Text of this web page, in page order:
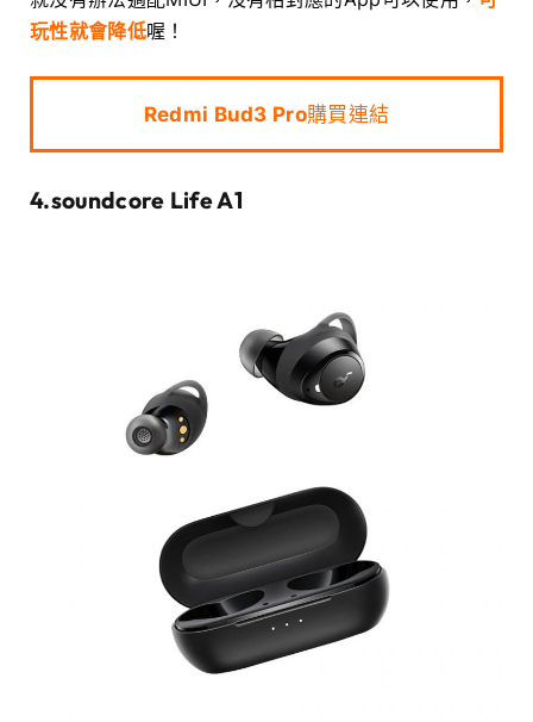
玩性就會降低喔！
Redmi Bud3 Pro購買連結
4.soundcore Life A1